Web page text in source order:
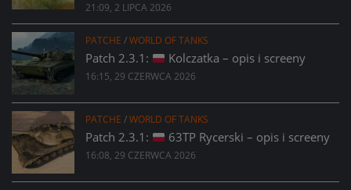
21:09, 2 LIPCA 2026
PATCHE /WORLD OF TANKS
Patch 2.3.1: Kolczatka – opis i screeny
16:15, 29 CZERWCA 2026
PATCHE /WORLD OF TANKS
Patch 2.3.1: 63TP Rycerski – opis i screeny
16:08, 29 CZERWCA 2026